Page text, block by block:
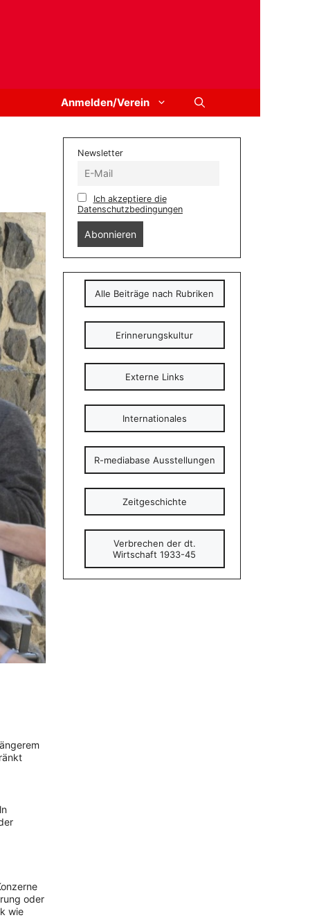
Anmelden/Verein
oder
wie
Newsletter
Ich akzeptiere die
Datenschutzbedingungen
Alle Beiträge nach Rubriken
Erinnerungskultur
Externe Links
Internationales
R-mediabase Ausstellungen
Zeitgeschichte
Verbrechen der dt.
Wirtschaft 1933-45